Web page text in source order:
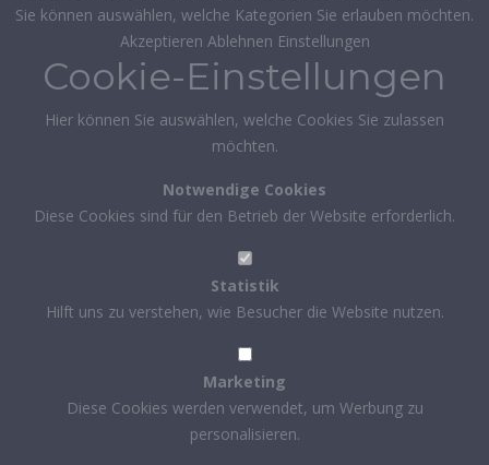
Sie können auswählen, welche Kategorien Sie erlauben möchten.
Akzeptieren Ablehnen Einstellungen
Cookie-Einstellungen
Hier können Sie auswählen, welche Cookies Sie zulassen
möchten.
Notwendige Cookies
Diese Cookies sind für den Betrieb der Website erforderlich.
Statistik
Hilft uns zu verstehen, wie Besucher die Website nutzen.
Marketing
Diese Cookies werden verwendet, um Werbung zu
personalisieren.